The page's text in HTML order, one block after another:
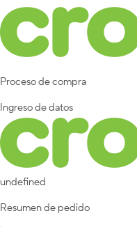
Proceso de compra
Ingreso de datos
undefined
Resumen de pedido